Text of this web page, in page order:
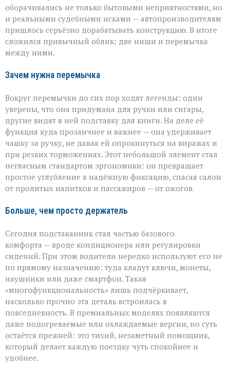
оборачивались не только бытовыми неприятностями, но
и реальными судебными исками — автопроизводителям
пришлось серьёзно дорабатывать конструкцию. В итоге
сложился привычный облик: две ниши и перемычка
между ними.
Зачем нужна перемычка
Вокруг перемычки до сих пор ходят легенды: одни
уверены, что она придумана для ручки или сигары,
другие видят в ней подставку для книги. На деле её
функция куда прозаичнее и важнее — она удерживает
чашку за ручку, не давая ей опрокинуться на виражах и
при резких торможениях. Этот небольшой элемент стал
негласным стандартом эргономики: он превращает
простое углубление в надёжную фиксацию, спасая салон
от пролитых напитков и пассажиров — от ожогов.
Больше, чем просто держатель
Сегодня подстаканник стал частью базового
комфорта — вроде кондиционера или регулировки
сидений. При этом водители нередко используют его не
по прямому назначению: туда кладут ключи, монеты,
наушники или даже смартфон. Такая
«многофункциональность» лишь подчёркивает,
насколько прочно эта деталь встроилась в
повседневность. В премиальных моделях появляются
даже подогреваемые или охлаждаемые версии, но суть
остаётся прежней: это тихий, незаметный помощник,
который делает каждую поездку чуть спокойнее и
удобнее.